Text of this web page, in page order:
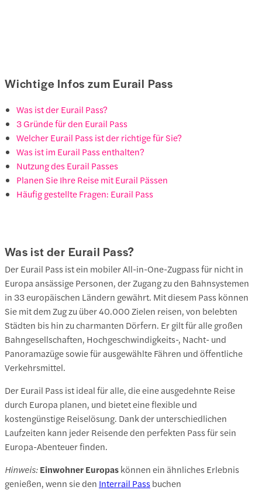
Wichtige Infos zum Eurail Pass
Was ist der Eurail Pass?
3 Gründe für den Eurail Pass
Welcher Eurail Pass ist der richtige für Sie?
Was ist im Eurail Pass enthalten?
Nutzung des Eurail Passes
Planen Sie Ihre Reise mit Eurail Pässen
Häufig gestellte Fragen: Eurail Pass
Was ist der Eurail Pass?
Der Eurail Pass ist ein mobiler All-in-One-Zugpass für nicht in
Europa ansässige Personen, der Zugang zu den Bahnsystemen
in 33 europäischen Ländern gewährt. Mit diesem Pass können
Sie mit dem Zug zu über 40.000 Zielen reisen, von belebten
Städten bis hin zu charmanten Dörfern. Er gilt für alle großen
Bahngesellschaften, Hochgeschwindigkeits-, Nacht- und
Panoramazüge sowie für ausgewählte Fähren und öffentliche
Verkehrsmittel.
Der Eurail Pass ist ideal für alle, die eine ausgedehnte Reise
durch Europa planen, und bietet eine flexible und
kostengünstige Reiselösung. Dank der unterschiedlichen
Laufzeiten kann jeder Reisende den perfekten Pass für sein
Europa-Abenteuer finden.
Hinweis:Einwohner Europaskönnen ein ähnliches Erlebnis
genießen, wenn sie den Interrail Pass buchen